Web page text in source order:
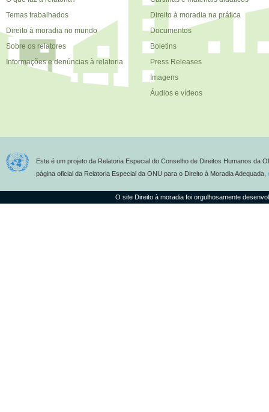
Temas trabalhados
Direito à moradia no mundo
Sobre os relatores
Informações e denúncias à relatoria
Direito à moradia na prática
Documentos
Boletins
Press Releases
Imagens
Áudios e vídeos
Este é um projeto da Relatoria Especial do Conselho de Direitos Humanos da
página oficial da Relatoria Especial da ONU para o Direito à Moradia Adequada,
O site Direito à moradia foi orgulhosamente